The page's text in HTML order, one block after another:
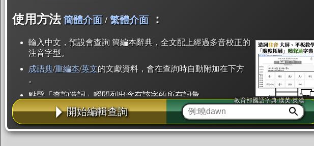
使用方法 簡體介面/繁體介面 ：
輸入中文，預設會查詢 簡編本辭典，全文配上經過多音校正的
注音字型。
成語典/重編本/英文的文獻資料，會在查詢時自動附加在下方
。
點擊「查詢造詞」瞬間列出含有該字的所有詞彙。
點「部首」瞬間列出所有「同部首字」。也支援查詢「同注音」或「同筆畫」。
辭典解釋的全文都經過自動斷詞，點擊便可瞬間「連續查詢」此字詞的解釋，不
用手動重複輸入。
開始編輯查詢
教育部國語字典·漢英·英漢